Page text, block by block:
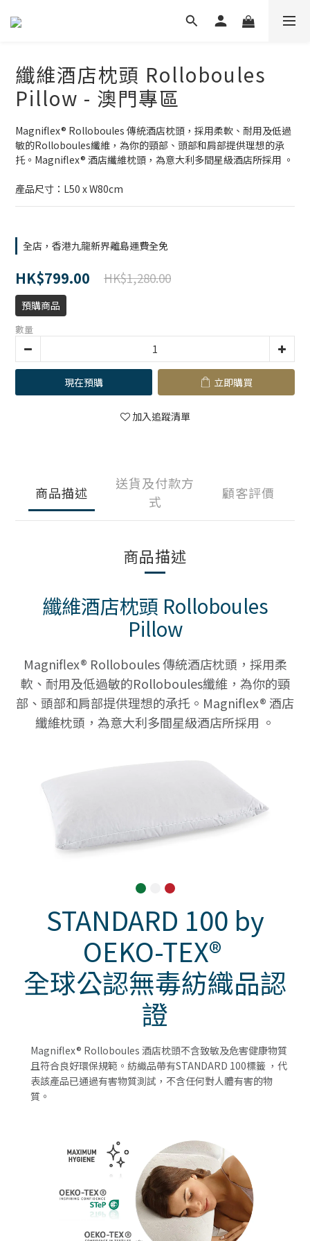
纖維酒店枕頭 Rolloboules
Pillow - 澳門專區
Magniflex® Rolloboules 傳統酒店枕頭，採用柔軟、耐用及低過
敏的Rolloboules纖維，為你的頸部、頭部和肩部提供理想的𠄘
托。Magniflex® 酒店纖維枕頭，為意大利多間星級酒店所採用 。
產品尺寸：L50 x W80cm
全店，香港九龍新界離島運費全免
HK$799.00 HK$1,280.00
預購商品
數量
現在預購 立即購買
加入追蹤清單
商品描述
送貨及付款方
式
顧客評價
商品描述
纖維酒店枕頭 Rolloboules
Pillow
Magniflex® Rolloboules 傳統酒店枕頭，採用柔
軟、耐用及低過敏的Rolloboules纖維，為你的頸
部、頭部和肩部提供理想的𠄘托。Magniflex® 酒店
纖維枕頭，為意大利多間星級酒店所採用 。
STANDARD 100 by
OEKO-TEX®
全球公認無毒紡織品認
證
Magniflex® Rolloboules 酒店枕頭不含致敏及危害健康物質
且符合良好環保規範。紡織品帶有STANDARD 100標籤 ，代
表該產品已通過有害物質測試，不含任何對人體有害的物
質。